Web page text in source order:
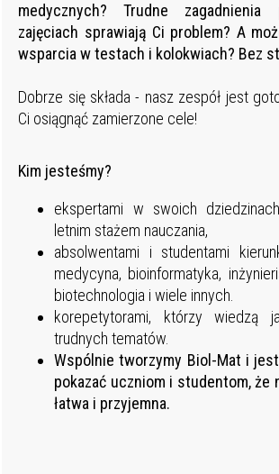
medycznych? Trudne zagadnienia
zajęciach sprawiają Ci problem? A
wsparcia w testach i kolokwiach? Bez
Dobrze się składa - nasz zespół jest
Ci osiągnąć zamierzone cele!
Kim jesteśmy?
ekspertami w swoich
letnim stażem nauczania,
absolwentami i studentami
medycyna, bioinformatyka,
biotechnologia i wiele innych.
korepetytorami, którzy wiedzą
trudnych tematów.
Wspólnie tworzymy Biol-Mat i
pokazać uczniom i studentom, że
łatwa i przyjemna.